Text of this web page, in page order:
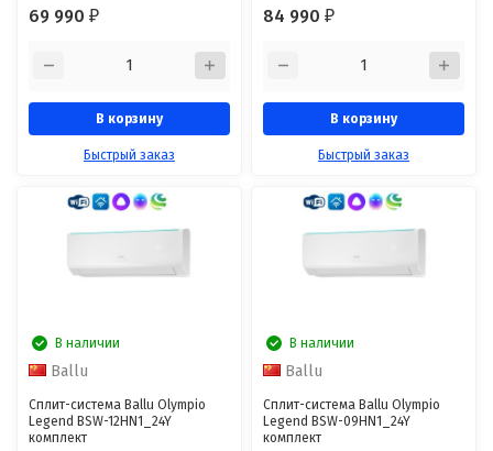
69 990₽
В корзину
Быстрый заказ
84 990₽
В корзину
Быстрый заказ
В наличии
Ballu
Сплит-система Ballu Olympio
Legend BSW-12HN1_24Y
комплект
В наличии
Ballu
Сплит-система Ballu Olympio
Legend BSW-09HN1_24Y
комплект